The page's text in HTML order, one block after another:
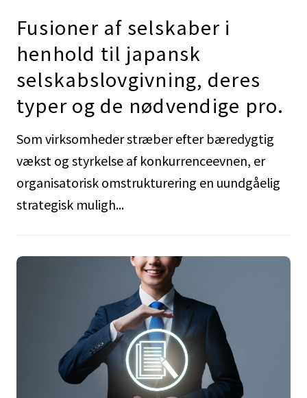
Fusioner af selskaber i
henhold til japansk
selskabslovgivning, deres
typer og de nødvendige pro.
Som virksomheder stræber efter bæredygtig
vækst og styrkelse af konkurrenceevnen, er
organisatorisk omstrukturering en uundgåelig
strategisk muligh...